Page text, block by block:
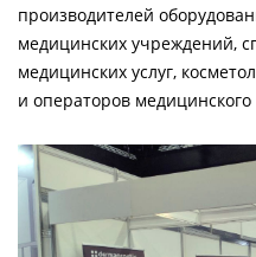
производителей
медицинских учреждений,
медицинских услуг,
и операторов